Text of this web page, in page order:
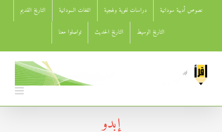
نصوص أدبية سودانية دراسات لغوية ولهجية اللغات السودانية التاريخ القديم
التاريخ الوسيط التاريخ الحديث تواصلوا معنا
إبدو